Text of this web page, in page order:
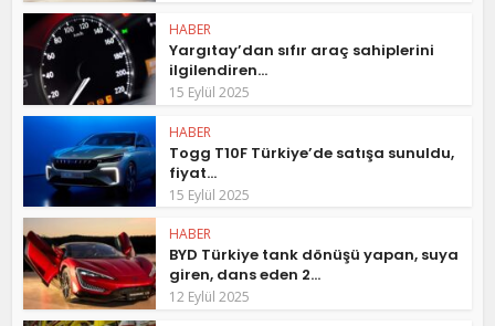
HABER
Yargıtay’dan sıfır araç sahiplerini
ilgilendiren...
15 Eylül 2025
HABER
Togg T10F Türkiye’de satışa sunuldu,
fiyat...
15 Eylül 2025
HABER
BYD Türkiye tank dönüşü yapan, suya
giren, dans eden 2...
12 Eylül 2025